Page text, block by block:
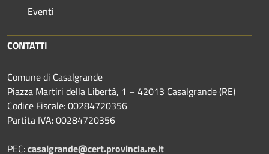
Eventi
CONTATTI
Comune di Casalgrande
Piazza Martiri della Libertà, 1 – 42013 Casalgrande (RE)
Codice Fiscale: 00284720356
Partita IVA: 00284720356
PEC:casalgrande@cert.provincia.re.it